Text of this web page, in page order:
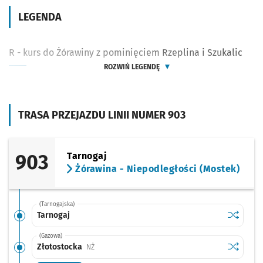
TRASA PRZEJAZDU LINII NUMER 903
903
Tarnogaj
Żórawina - Niepodległości (Mostek)
(Tarnogajska)
Tarnogaj Sprawdź
Tarnogaj
(Gazowa)
Złotostocka NŻPrzystanek na życzenie Sprawdź
LEGENDA
R - kurs do Żórawiny z pominięciem Rzeplina i Szukalic
ROZWIŃ LEGENDĘ